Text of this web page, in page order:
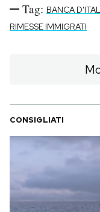
Tag: BANCA
RIMESSE IMMIGRATI
CONSIGLIATI